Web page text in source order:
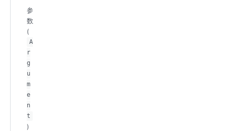
参
数
(
A
r
g
u
m
e
n
t
)